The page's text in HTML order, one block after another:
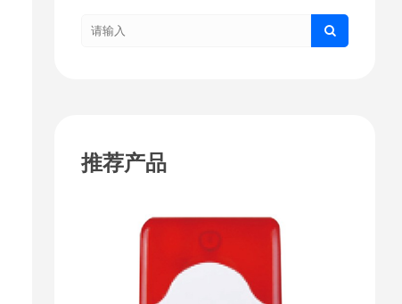
推荐产品